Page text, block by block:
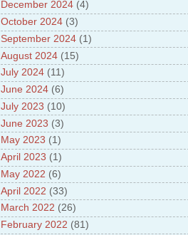
14.Facts about GSAT-9 Satellite
15.About Bottom Trawling and its
impacts
December 2024 (4)
October 2024 (3)
September 2024 (1)
August 2024 (15)
July 2024 (11)
June 2024 (6)
July 2023 (10)
June 2023 (3)
May 2023 (1)
April 2023 (1)
May 2022 (6)
April 2022 (33)
March 2022 (26)
February 2022 (81)